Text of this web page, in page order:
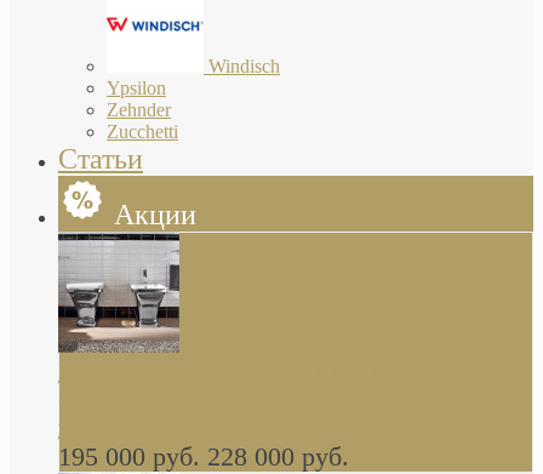
Windisch
Ypsilon
Zehnder
Zucchetti
Статьи
Акции
Butterfly Scarabeo КОМПЛЕКТ санфаянса
глянцевая платина В НАЛИЧИИ
195 000 руб. 228 000 руб.